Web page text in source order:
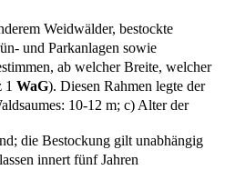
Weidwälder, bestockte
und Parkanlagen sowie
ab welcher Breite, welcher
1 WaG). Diesen Rahmen legte der
10-12 m; c) Alter der
die Bestockung gilt unabhängig
innert fünf Jahren